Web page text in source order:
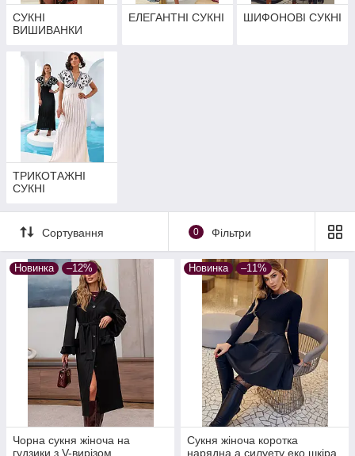
СУКНІ
ВИШИВАНКИ
ЕЛЕГАНТНІ СУКНІ ШИФОНОВІ СУКНІ
ТРИКОТАЖНІ
СУКНІ
Сортування 0 Фільтри
Новинка –12%
Чорна сукня жіноча на
гудзики з V-вирізом
Новинка –11%
Сукня жіноча коротка
нарядна а силуету еко шкіра